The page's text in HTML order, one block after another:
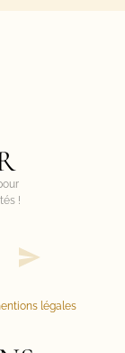
!
légales